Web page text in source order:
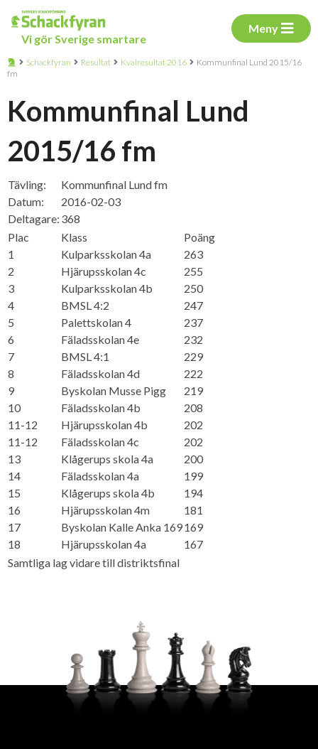
Vi gör Sverige smartare
Meny
Schackfyran Resultat Kvalresultat 2016
Kommunfinal Lund 2015/16
fm
Kommunfinal Lund
2015/16 fm
Tävling:
Kommunfinal Lund fm
Datum:
2016-02-03
Deltagare: 368
Plac
Klass
Poäng
1
Kulparksskolan 4a
263
2
Hjärupsskolan 4c
255
3
Kulparksskolan 4b
250
4
BMSL 4:2
247
5
Palettskolan 4
237
6
Fäladsskolan 4e
232
7
BMSL 4:1
229
8
Fäladsskolan 4d
222
9
Byskolan Musse Pigg
219
10
Fäladsskolan 4b
208
11-12
Hjärupsskolan 4b
202
11-12
Fäladsskolan 4c
202
13
Klågerups skola 4a
200
14
Fäladsskolan 4a
199
15
Klågerups skola 4b
194
16
Hjärupsskolan 4m
181
17
Byskolan Kalle Anka 169169
18
Hjärupsskolan 4a
167
Samtliga lag vidare till distriktsfinal